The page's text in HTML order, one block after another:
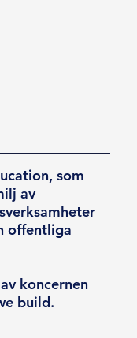
som
av
offentliga
koncernen
build.